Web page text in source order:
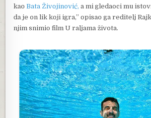
kaoBata Živojinović, a mi gledaoci mu
da je on lik koji igra,” opisao ga reditelj
njim snimio film U raljama života.